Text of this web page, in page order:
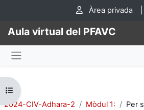
Ves al contingut principal
Àrea privada
Aula virtual del PFAVC
Obre l'índex del curs
2024-CIV-Adhara-2
Mòdul 1: Per